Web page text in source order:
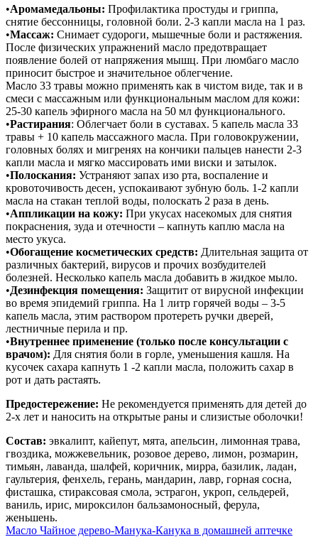
•Аромамедальоны: Профилактика простуды и гриппа,
снятие бессонницы, головной боли. 2-3 капли масла на 1 раз.
•Массаж: Снимает судороги, мышечные боли и растяжения.
После физических упражнений масло предотвращает
появление болей от напряжения мышц. При люмбаго масло
приносит быстрое и значительное облегчение.
Масло 33 травы можно применять как в чистом виде, так и в
смеси с массажным или функциональным маслом для кожи:
25-30 капель эфирного масла на 50 мл функционального.
•Растирания: Облегчает боли в суставах. 5 капель масла 33
травы + 10 капель массажного масла. При головокружении,
головных болях и мигренях на кончики пальцев нанести 2-3
капли масла и мягко массировать ими виски и затылок.
•Полоскания: Устраняют запах изо рта, воспаление и
кровоточивость десен, успокаивают зубную боль. 1-2 капли
масла на стакан теплой воды, полоскать 2 раза в день.
•Аппликации на кожу: При укусах насекомых для снятия
покраснения, зуда и отечности – капнуть каплю масла на
место укуса.
•Обогащение косметических средств: Длительная защита от
различных бактерий, вирусов и прочих возбудителей
болезней. Несколько капель масла добавить в жидкое мыло.
•Дезинфекция помещения: Защитит от вирусной инфекции
во время эпидемий гриппа. На 1 литр горячей воды – 3-5
капель масла, этим раствором протереть ручки дверей,
лестничные перила и пр.
•Внутреннее применение (только после консультации с
врачом): Для снятия боли в горле, уменьшения кашля. На
кусочек сахара капнуть 1 -2 капли масла, положить сахар в
рот и дать растаять.
Предостережение: Не рекомендуется применять для детей до
2-х лет и наносить на открытые раны и слизистые оболочки!
Состав: эвкалипт, кайепут, мята, апельсин, лимонная трава,
гвоздика, можжевельник, розовое дерево, лимон, розмарин,
тимьян, лаванда, шалфей, коричник, мирра, базилик, ладан,
гаультерия, фенхель, герань, мандарин, лавр, горная сосна,
фисташка, стираксовая смола, эстрагон, укроп, сельдерей,
ваниль, ирис, мироксилон бальзамоносный, ферула,
женьшень.
Масло Чайное дерево-Манука-Канука в домашней аптечке